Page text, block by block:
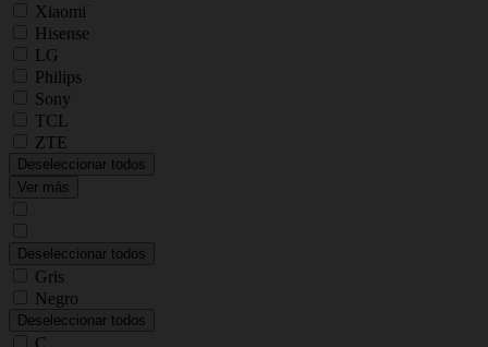
Xiaomi
Hisense
LG
Philips
Sony
TCL
ZTE
Deseleccionar todos
Ver más
Deseleccionar todos
Gris
Negro
Deseleccionar todos
C